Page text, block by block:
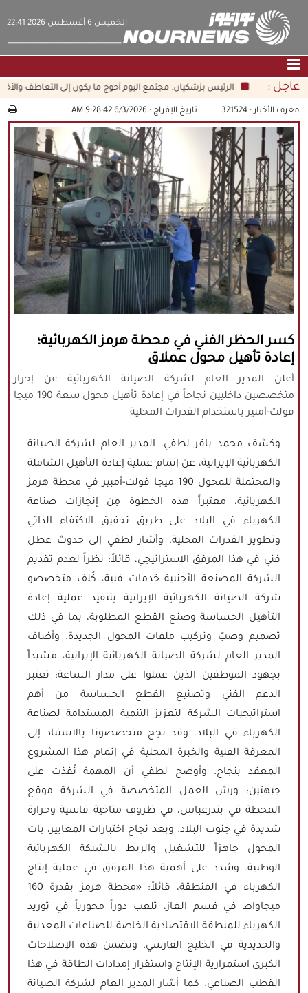
‫‫الخميس‬‬ 6 أغسطس 2026 22:41
الصفحة الرئيسية|التواصل معنا|من نحن
عناوين الأخبار
الثقافة والمجتمع
اقتصاد
سياسة
الوسائط المتعددة
فارسي |
English
|العربيه|
עברית |
русский|中文
|
يُرجى ذكر المصدر عند نقل أي موضوع عن
موقعنا
عاجل : الرئيس بزشكيان: مجتمع اليوم أحوج ما يكون إلى التعاطف والأخلاق
معرف الأخبار : 321524 تاريخ الإفراج :6/3/2026 9:28:42 AM
كسر الحظر الفني في محطة هرمز الكهربائية؛
إعادة تأهيل محول عملاق
أعلن المدير العام لشركة الصيانة الكهربائية عن إحراز
متخصصين داخليين نجاحاً في إعادة تأهيل محول سعة 190 ميجا
فولت-أمبير باستخدام القدرات المحلية
وكشف محمد باقر لطفي، المدير العام لشركة الصيانة
الكهربائية الإيرانية، عن إتمام عملية إعادة التأهيل الشاملة
والمحتملة للمحول 190 ميجا فولت-أمبير في محطة هرمز
الكهربائية، معتبراً هذه الخطوة مِن إنجازات صناعة
الكهرباء في البلاد على طريق تحقيق الاكتفاء الذاتي
وتطوير القدرات المحلية. وأشار لطفي إلى حدوث عطل
فني في هذا المرفق الاستراتيجي، قائلاً: نظراً لعدم تقديم
الشركة المصنعة الأجنبية خدمات فنية، كُلف متخصصو
شركة الصيانة الكهربائية الإيرانية بتنفيذ عملية إعادة
التأهيل الحساسة وصنع القطع المطلوبة، بما في ذلك
تصميم وصبّ وتركيب ملفات المحول الجديدة. وأضاف
المدير العام لشركة الصيانة الكهربائية الإيرانية، مشيداً
بجهود الموظفين الذين عملوا على مدار الساعة: تعتبر
الدعم الفني وتصنيع القطع الحساسة من أهم
استراتيجيات الشركة لتعزيز التنمية المستدامة لصناعة
الكهرباء في البلاد. وقد نجح متخصصونا بالاستناد إلى
المعرفة الفنية والخبرة المحلية في إتمام هذا المشروع
المعقد بنجاح. وأوضح لطفي أن المهمة نُفذت على
جبهتين: ورش العمل المتخصصة في الشركة موقع
المحطة في بندرعباس، في ظروف مناخية قاسية وحرارة
شديدة في جنوب البلاد. وبعد نجاح اختبارات المعايير، بات
المحول جاهزاً للتشغيل والربط بالشبكة الكهربائية
الوطنية. وشدد على أهمية هذا المرفق في عملية إنتاج
الكهرباء في المنطقة، قائلاً: «محطة هرمز بقدرة 160
ميجاواط في قسم الغاز، تلعب دوراً محورياً في توريد
الكهرباء للمنطقة الاقتصادية الخاصة للصناعات المعدنية
والحديدية في الخليج الفارسي. وتضمن هذه الإصلاحات
الكبرى استمرارية الإنتاج واستقرار إمدادات الطاقة في هذا
القطب الصناعي. كما أشار المدير العام لشركة الصيانة